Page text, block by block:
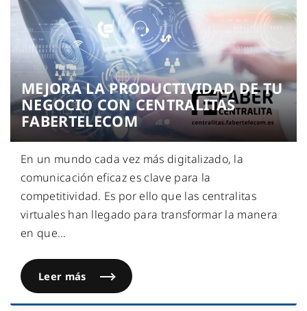
MEJORA LA PRODUCTIVIDAD DE TU
NEGOCIO CON CENTRALITAS
FABERTELECOM
En un mundo cada vez más digitalizado, la
comunicación eficaz es clave para la
competitividad. Es por ello que las centralitas
virtuales han llegado para transformar la manera
en que…
Leer más